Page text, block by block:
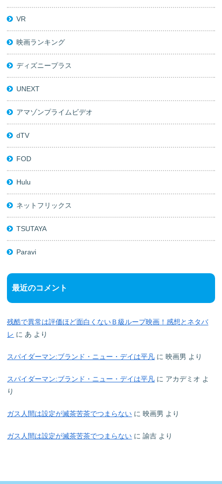
VR
映画ランキング
ディズニープラス
UNEXT
アマゾンプライムビデオ
dTV
FOD
Hulu
ネットフリックス
TSUTAYA
Paravi
最近のコメント
残酷で異常は評価ほど面白くないＢ級ループ映画！感想とネタバ
レ に あ より
スパイダーマン:ブランド・ニュー・デイは平凡 に映画男 より
スパイダーマン:ブランド・ニュー・デイは平凡 に アカデミオ よ
り
ガス人間は設定が滅茶苦茶でつまらない に映画男 より
ガス人間は設定が滅茶苦茶でつまらない に諭吉 より